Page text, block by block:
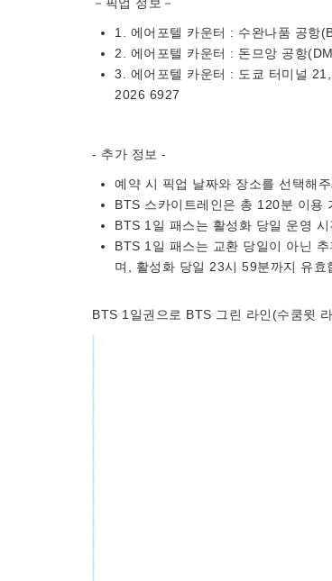
1. 에어포텔 카운터 : 수완나품 공항
2. 에어포텔 카운터 : 돈므앙 공항
3. 에어포텔 카운터 : 도쿄 터미널
2026 6927
- 추가 정보 -
예약 시 픽업 날짜와 장소를 선택해주
BTS 스카이트레인은 총 120분 이용
BTS 1일 패스는 활성화 당일 운영
BTS 1일 패스는 교환 당일이 아닌
며, 활성화 당일 23시 59분까지 유
BTS 1일권으로 BTS 그린 라인(수쿰윗